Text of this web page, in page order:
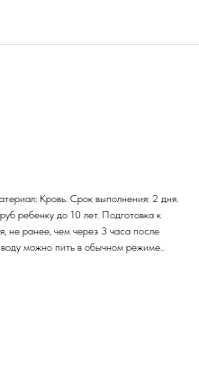
Кровь. Срок выполнения: 2 дня.
ребенку до 10 лет. Подготовка к
не ранее, чем через 3 часа после
можно пить в обычном режиме..